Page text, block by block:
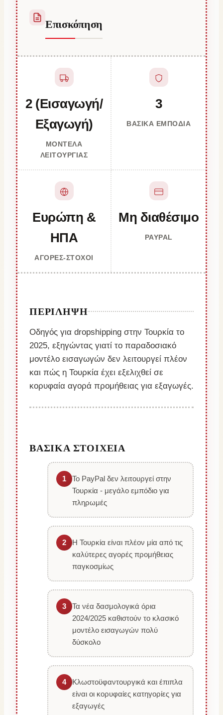
Επισκόπηση
2 (Εισαγωγή/
Εξαγωγή)
ΜΟΝΤΈΛΑ
ΛΕΙΤΟΥΡΓΊΑΣ
3
ΒΑΣΙΚΆ ΕΜΠΌΔΙΑ
Ευρώπη &
ΗΠΑ
ΑΓΟΡΈΣ-ΣΤΌΧΟΙ
Μη διαθέσιμο
PAYPAL
ΠΕΡΊΛΗΨΗ
Οδηγός για dropshipping στην Τουρκία το
2025, εξηγώντας γιατί το παραδοσιακό
μοντέλο εισαγωγών δεν λειτουργεί πλέον
και πώς η Τουρκία έχει εξελιχθεί σε
κορυφαία αγορά προμήθειας για εξαγωγές.
ΒΑΣΙΚΆ ΣΤΟΙΧΕΊΑ
1
Το PayPal δεν λειτουργεί στην
Τουρκία - μεγάλο εμπόδιο για
πληρωμές
2
Η Τουρκία είναι πλέον μία από τις
καλύτερες αγορές προμήθειας
παγκοσμίως
3
Τα νέα δασμολογικά όρια
2024/2025 καθιστούν το κλασικό
μοντέλο εισαγωγών πολύ
δύσκολο
4
Κλωστοϋφαντουργικά και έπιπλα
είναι οι κορυφαίες κατηγορίες για
εξαγωγές